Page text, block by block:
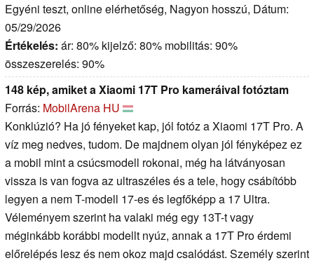
Egyéni teszt, online elérhetőség, Nagyon hosszú, Dátum:
05/29/2026
Értékelés: ár: 80% kijelző: 80% mobilitás: 90%
összeszerelés: 90%
148 kép, amiket a Xiaomi 17T Pro kameráival fotóztam
Forrás: MobilArena HU
Konklúzió? Ha jó fényeket kap, jól fotóz a Xiaomi 17T Pro. A
víz meg nedves, tudom. De majdnem olyan jól fényképez ez
a mobil mint a csúcsmodell rokonai, még ha látványosan
vissza is van fogva az ultraszéles és a tele, hogy csábítóbb
legyen a nem T-modell 17-es és legfőképp a 17 Ultra.
Véleményem szerint ha valaki még egy 13T-t vagy
méginkább korábbi modellt nyúz, annak a 17T Pro érdemi
előrelépés lesz és nem okoz majd csalódást. Személy szerint